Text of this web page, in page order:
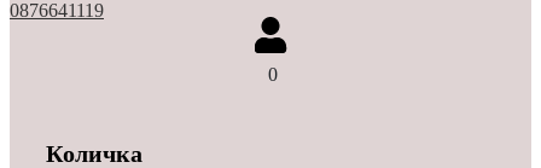
0876641119
0
Количка